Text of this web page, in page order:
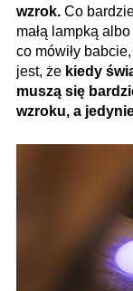
wzrok. Co
małą lampką
co mówiły
jest, że kiedy
muszą się
wzroku, a